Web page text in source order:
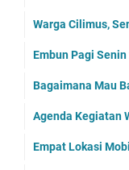
Warga Cilimus,
Embun Pagi
Bagaimana Mau
Agenda Kegiatan
Empat Lokasi